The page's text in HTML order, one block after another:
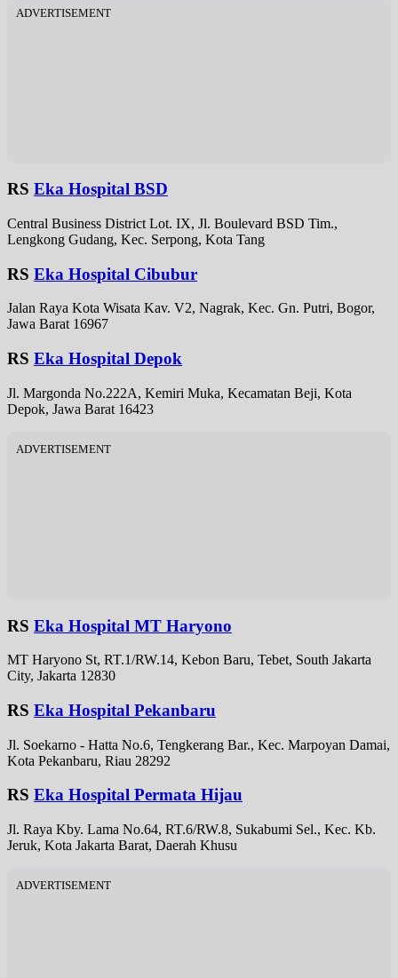
ADVERTISEMENT
RS Eka Hospital BSD
Central Business District Lot. IX, Jl. Boulevard BSD Tim.,
Lengkong Gudang, Kec. Serpong, Kota Tang
RS Eka Hospital Cibubur
Jalan Raya Kota Wisata Kav. V2, Nagrak, Kec. Gn. Putri, Bogor,
Jawa Barat 16967
RS Eka Hospital Depok
Jl. Margonda No.222A, Kemiri Muka, Kecamatan Beji, Kota
Depok, Jawa Barat 16423
ADVERTISEMENT
RS Eka Hospital MT Haryono
MT Haryono St, RT.1/RW.14, Kebon Baru, Tebet, South Jakarta
City, Jakarta 12830
RS Eka Hospital Pekanbaru
Jl. Soekarno - Hatta No.6, Tengkerang Bar., Kec. Marpoyan Damai,
Kota Pekanbaru, Riau 28292
RS Eka Hospital Permata Hijau
Jl. Raya Kby. Lama No.64, RT.6/RW.8, Sukabumi Sel., Kec. Kb.
Jeruk, Kota Jakarta Barat, Daerah Khusu
ADVERTISEMENT